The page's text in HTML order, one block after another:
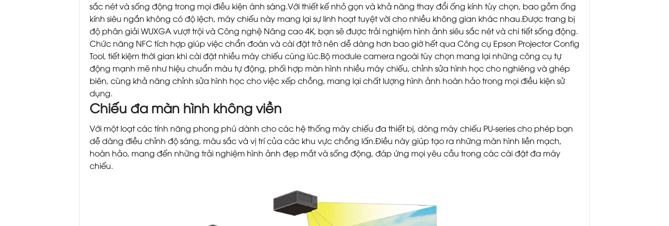
sắc nét và sống động trong mọi điều kiện ánh sáng.Với thiết kế nhỏ gọn và khả năng thay đổi ống kính tùy chọn, bao gồm ống
kính siêu ngắn không có độ lệch, máy chiếu này mang lại sự linh hoạt tuyệt vời cho nhiều không gian khác nhau.Được trang bị
độ phân giải WUXGA vượt trội và Công nghệ Nâng cao 4K, bạn sẽ được trải nghiệm hình ảnh siêu sắc nét và chi tiết sống động.
Chức năng NFC tích hợp giúp việc chẩn đoán và cài đặt trở nên dễ dàng hơn bao giờ hết qua Công cụ Epson Projector Config
Tool, tiết kiệm thời gian khi cài đặt nhiều máy chiếu cùng lúc.Bộ module camera ngoài tùy chọn mang lại những công cụ tự
động mạnh mẽ như hiệu chuẩn màu tự động, phối hợp màn hình nhiều máy chiếu, chỉnh sửa hình học cho nghiêng và ghép
biên, cùng khả năng chỉnh sửa hình học cho việc xếp chồng, mang lại chất lượng hình ảnh hoàn hảo trong mọi điều kiện sử
dụng.
Chiếu đa màn hình không viền
Với một loạt các tính năng phong phú dành cho các hệ thống máy chiếu đa thiết bị, dòng máy chiếu PU-series cho phép bạn
dễ dàng điều chỉnh độ sáng, màu sắc và vị trí của các khu vực chồng lấn.Điều này giúp tạo ra những màn hình liền mạch,
hoàn hảo, mang đến những trải nghiệm hình ảnh đẹp mắt và sống động, đáp ứng mọi yêu cầu trong các cài đặt đa máy
chiếu.